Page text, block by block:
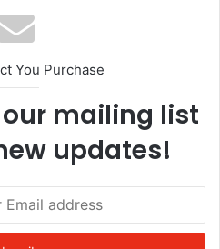
You Purchase
mailing list
updates!